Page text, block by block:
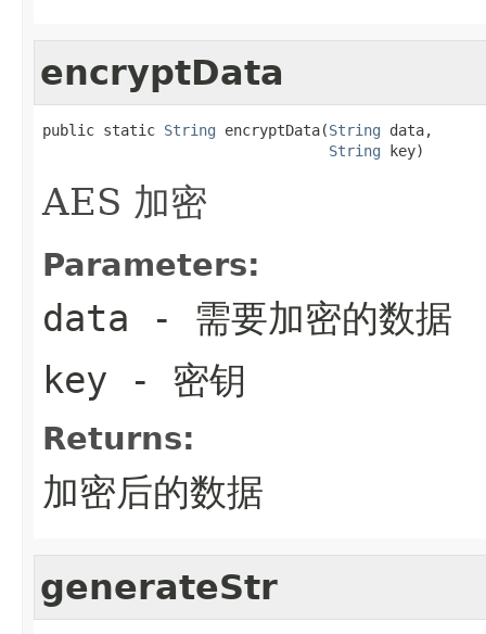
encryptData
public static String encryptData(String data,
String key)
AES 加密
Parameters:
data - 需要加密的数据
key - 密钥
Returns:
加密后的数据
generateStr